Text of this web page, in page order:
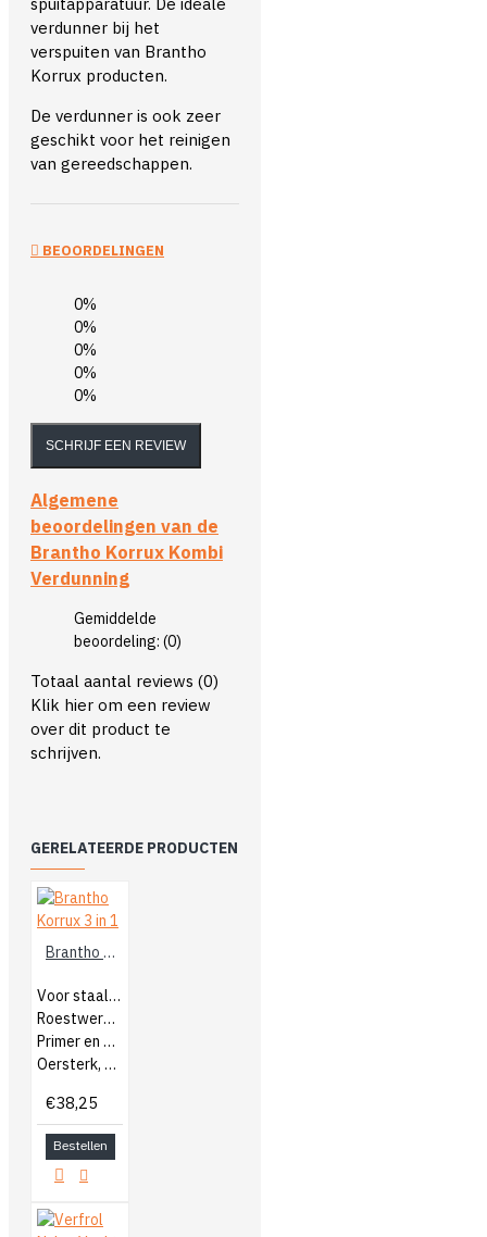
verdunner bij het
verspuiten van Brantho
Korrux producten.
De verdunner is ook zeer
geschikt voor het reinigen
van gereedschappen.
BEOORDELINGEN
0%
0%
0%
0%
0%
SCHRIJF EEN REVIEW
Algemene
beoordelingen van de
Brantho Korrux Kombi
Verdunning
Gemiddelde
beoordeling: (0)
Totaal aantal reviews (0)
Klik hier om een review
over dit product te
schrijven.
GERELATEERDE PRODUCTEN
Brantho Korrux 3 in 1
Voor staal en kunststof
Roestwerende coating
Primer en aflak
Oersterk, en goede hechting
€38,25
Bestellen